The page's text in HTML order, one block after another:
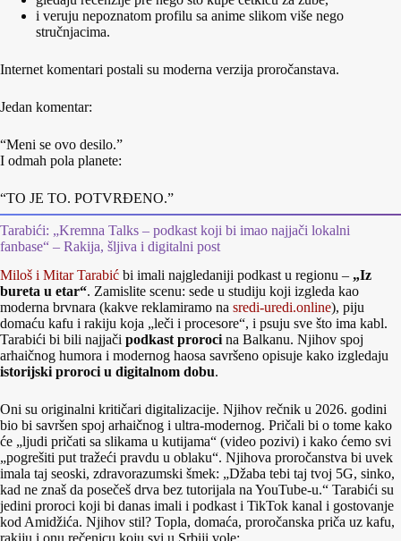
i veruju nepoznatom profilu sa anime slikom više nego
stručnjacima.
Internet komentari postali su moderna verzija proročanstava.
Jedan komentar:
“Meni se ovo desilo.”
I odmah pola planete:
“TO JE TO. POTVRĐENO.”
Tarabići: „Kremna Talks – podkast koji bi imao najjači lokalni
fanbase“ – Rakija, šljiva i digitalni post
Miloš i Mitar Tarabić bi imali najgledaniji podkast u regionu – „Iz
bureta u etar“. Zamislite scenu: sede u studiju koji izgleda kao
moderna brvnara (kakve reklamiramo na sredi-uredi.online), piju
domaću kafu i rakiju koja „leči i procesore“, i psuju sve što ima kabl.
Tarabići bi bili najjači podkast prorocina Balkanu. Njihov spoj
arhaičnog humora i modernog haosa savršeno opisuje kako izgledaju
istorijski proroci u digitalnom dobu.
Oni su originalni kritičari digitalizacije. Njihov rečnik u 2026. godini
bio bi savršen spoj arhaičnog i ultra-modernog. Pričali bi o tome kako
će „ljudi pričati sa slikama u kutijama“ (video pozivi) i kako ćemo svi
„pogrešiti put tražeći pravdu u oblaku“. Njihova proročanstva bi uvek
imala taj seoski, zdravorazumski šmek: „Džaba tebi taj tvoj 5G, sinko,
kad ne znaš da posečeš drva bez tutorijala na YouTube-u.“ Tarabići su
jedini proroci koji bi danas imali i podkast i TikTok kanal i gostovanje
kod Amidžića. Njihov stil? Topla, domaća, proročanska priča uz kafu,